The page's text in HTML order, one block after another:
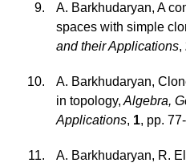
A. Barkhudaryan, A
spaces with simple
and their Applications,
A. Barkhudaryan,
in topology, Algebra,
Applications, 1, pp.
A. Barkhudaryan, R.